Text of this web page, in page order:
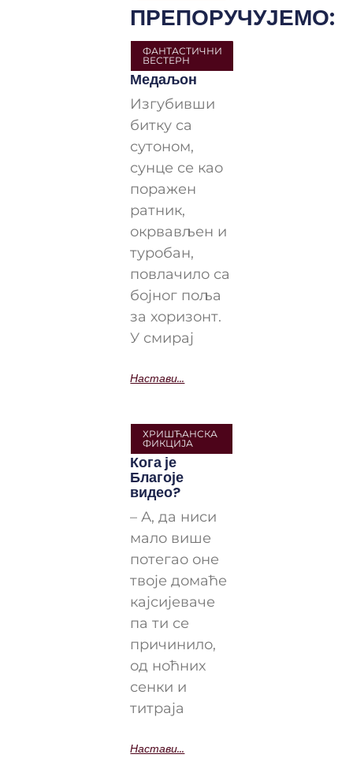
ПРЕПОРУЧУЈЕМО:
ФАНТАСТИЧНИ
ВЕСТЕРН
Медаљон
Изгубивши
битку са
сутоном,
сунце се као
поражен
ратник,
окрвављен и
туробан,
повлачило са
бојног поља
за хоризонт.
У смирај
Настави...
ХРИШЋАНСКА
ФИКЦИЈА
Кога је
Благоје
видео?
– А, да ниси
мало више
потегао оне
твоје домаће
кајсијеваче
па ти се
причинило,
од ноћних
сенки и
титраја
Настави...